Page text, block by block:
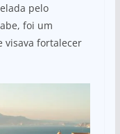
pelo
foi um
visava fortalecer